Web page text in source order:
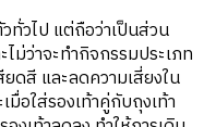
ทั่วไป แต่ถือว่าเป็นส่วน
ม่ว่าจะทำกิจกรรมประเภท
ดสี และลดความเสี่ยงใน
มื่อใส่รองเท้าคู่กับถุงเท้า